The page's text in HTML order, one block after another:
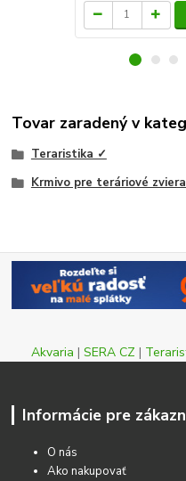
Tovar zaradený v
Teraristika ✓
Krmivo pre teráriové
Akvaria | SERA CZ |
Informácie pre
O nás
Ako nakupovať